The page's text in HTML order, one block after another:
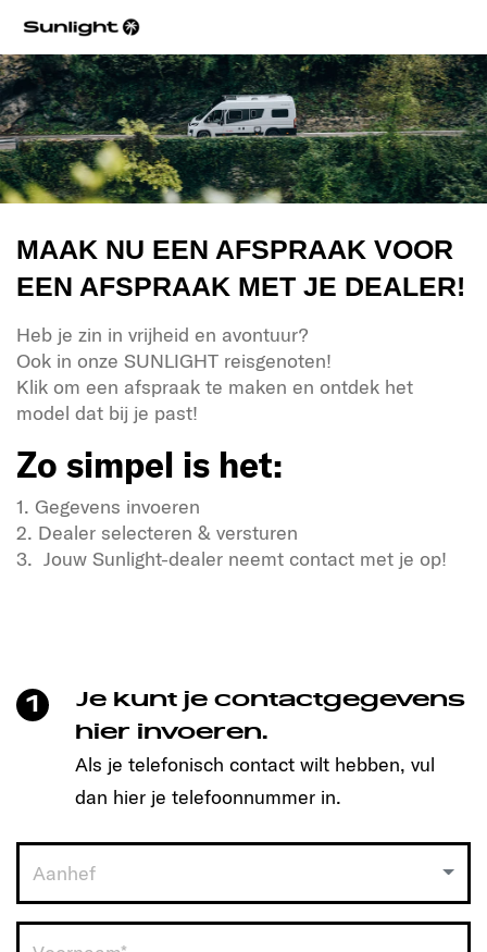
MAAK NU EEN AFSPRAAK VOOR
EEN AFSPRAAK MET JE DEALER!
Heb je zin in vrijheid en avontuur?
Ook in onze SUNLIGHT reisgenoten!
Klik om een afspraak te maken en ontdek het
model dat bij je past!
Zo simpel is het:
1. Gegevens invoeren
2. Dealer selecteren & versturen
3. Jouw Sunlight-dealer neemt contact met je op!
Zo simpel is het:
1. Gegevens invoeren
2. Dealer selecteren & versturen
1
Je kunt je contactgegevens
hier invoeren.
Als je telefonisch contact wilt hebben, vul
dan hier je telefoonnummer in.
Aanhef